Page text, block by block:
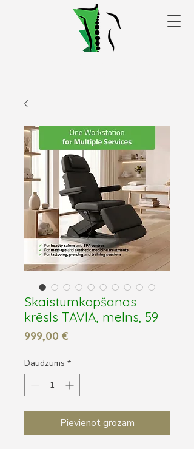
Skaistumkopšanas
krēsls TAVIA, melns, 59
999,00 €Cena
Daudzums *
Pievienot grozam